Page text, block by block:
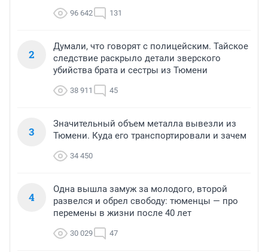
96 642 131
2
Думали, что говорят с полицейским. Тайское
следствие раскрыло детали зверского
убийства брата и сестры из Тюмени
38 911 45
3
Значительный объем металла вывезли из
Тюмени. Куда его транспортировали и зачем
34 450
4
Одна вышла замуж за молодого, второй
развелся и обрел свободу: тюменцы — про
перемены в жизни после 40 лет
30 029 47